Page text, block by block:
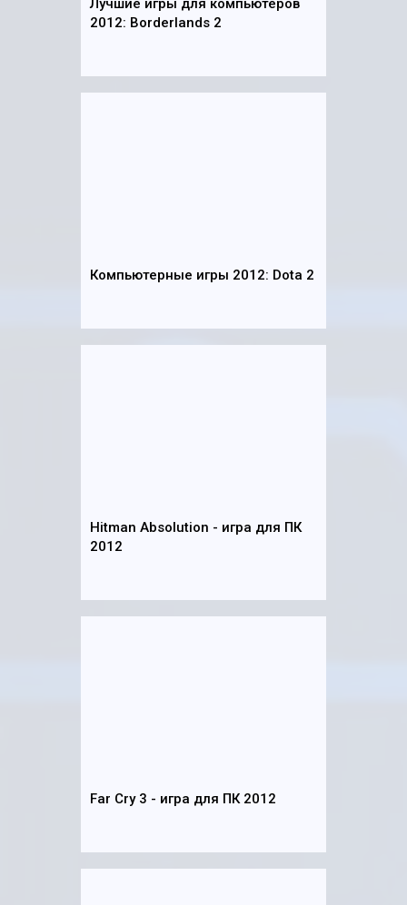
Лучшие игры для компьютеров
2012: Borderlands 2
Компьютерные игры 2012: Dota 2
Hitman Absolution - игра для ПК
2012
Far Cry 3 - игра для ПК 2012